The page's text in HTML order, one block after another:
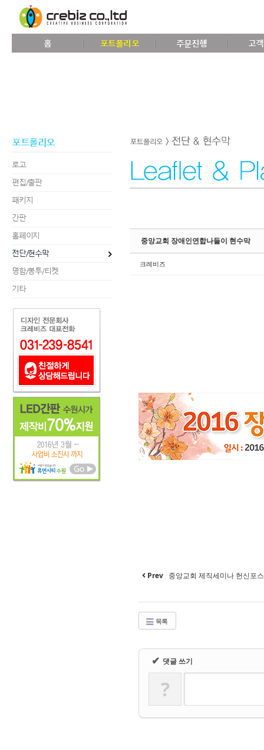
홈 포트폴리오 주문진행 고
포트폴리오
로고
편집/출판
패키지
간판
홈페이지
전단/현수막
명함/봉투/티켓
기타
중앙교회 장애인연합나들이 현수막
크레비즈
Prev 중앙교회 제직세미나 헌신포
목록
✔ 댓글 쓰기
?
Sketchbook5, 스케치북5
Sketchbook5, 스케치북5